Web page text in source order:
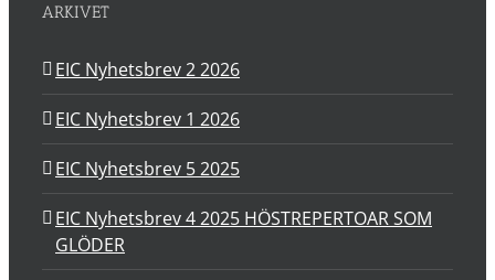
ARKIVET
EIC Nyhetsbrev 2 2026
EIC Nyhetsbrev 1 2026
EIC Nyhetsbrev 5 2025
EIC Nyhetsbrev 4 2025 HÖSTREPERTOAR SOM
GLÖDER